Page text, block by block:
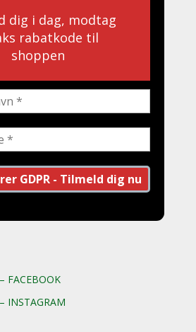
dig i dag, modtag
rabatkode til
shoppen
FACEBOOK
INSTAGRAM